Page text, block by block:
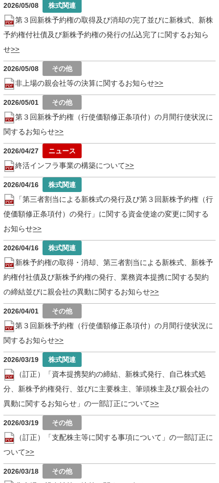
2026/05/08
第３回新株予約権の取得及び消却の完了並びに新株式、新株
予約権付社債及び新株予約権の発行の払込完了に関するお知ら
せ
2026/05/08
非上場の親会社等の決算に関するお知らせ
2026/05/01
第３回新株予約権（行使価額修正条項付）の月間行使状況に
関するお知らせ
2026/04/27
終活インフラ事業の構築について
2026/04/16
「第三者割当による新株式の発行及び第３回新株予約権（行
使価額修正条項付）の発行」に関する資金使途の変更に関する
お知らせ
2026/04/16
新株予約権の取得・消却、第三者割当による新株式、新株予
約権付社債及び新株予約権の発行、業務資本提携に関する契約
の締結並びに親会社の異動に関するお知らせ
2026/04/01
第３回新株予約権（行使価額修正条項付）の月間行使状況に
関するお知らせ
2026/03/19
（訂正）「資本提携契約の締結、新株式発行、自己株式処
分、新株予約権発行、並びに主要株主、筆頭株主及び親会社の
異動に関するお知らせ」の一部訂正について
2026/03/19
（訂正）「支配株主等に関する事項について」の一部訂正に
ついて
2026/03/18